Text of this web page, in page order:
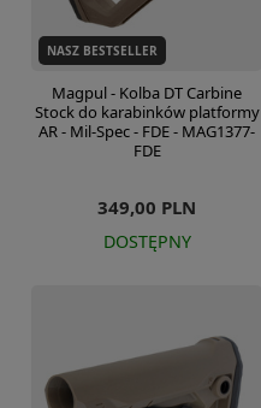
NASZ BESTSELLER
Magpul - Kolba DT Carbine
Stock do karabinków platformy
AR - Mil-Spec - FDE - MAG1377-
FDE
349,00 PLN
DOSTĘPNY